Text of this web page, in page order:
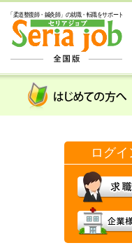
「柔道整復師・鍼灸師」の就職・転職をサポート